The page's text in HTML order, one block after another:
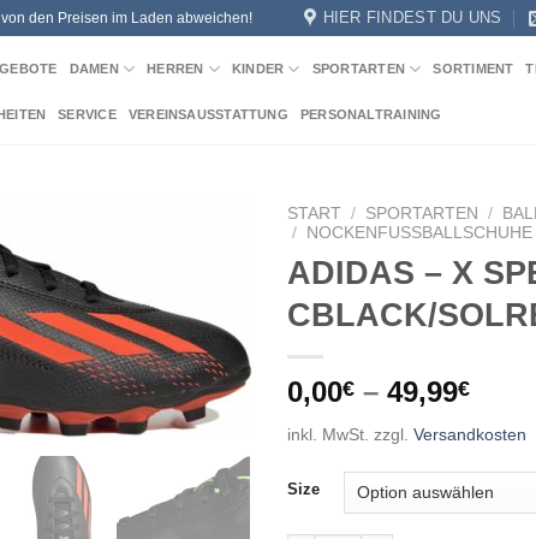
den Preisen im Laden abweichen! HIER FINDEST DU UNS
DAMEN HERREN KINDER SPORTARTEN SORTIMENT
SERVICE VEREINSAUSSTATTUNG PERSONALTRAINING
START / SPORTARTEN /
/
NOCKENFUSSBALLSCHUHE
ADIDAS – X
CBLACK/
0,00€ – 49,99€
inkl. MwSt. zzgl. Versandkosten
Size